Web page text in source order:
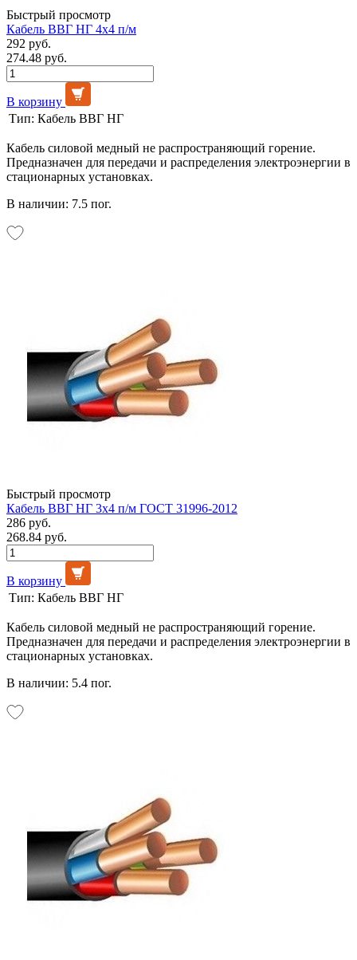
Быстрый просмотр
Кабель ВВГ НГ 4х4 п/м
292 руб.
274.48 руб.
В корзину
Тип: Кабель ВВГ НГ
Кабель силовой медный не распространяющий горение.
Предназначен для передачи и распределения электроэнергии в
стационарных установках.
В наличии: 7.5 пог.
Быстрый просмотр
Кабель ВВГ НГ 3х4 п/м ГОСТ 31996-2012
286 руб.
268.84 руб.
В корзину
Тип: Кабель ВВГ НГ
Кабель силовой медный не распространяющий горение.
Предназначен для передачи и распределения электроэнергии в
стационарных установках.
В наличии: 5.4 пог.